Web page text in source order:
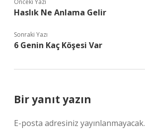
Önceki Yazı
Haslık Ne Anlama Gelir
Sonraki Yazı
6 Genin Kaç Köşesi Var
Bir yanıt yazın
E-posta adresiniz yayınlanmayacak.